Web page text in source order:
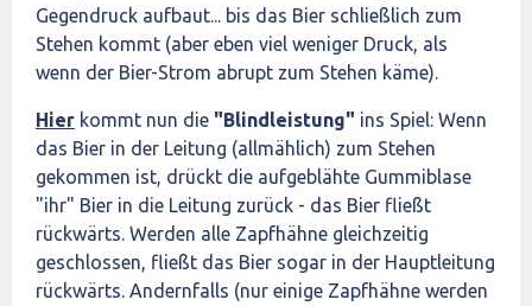
Gegendruck aufbaut... bis das Bier schließlich zum
Stehen kommt (aber eben viel weniger Druck, als
wenn der Bier-Strom abrupt zum Stehen käme).
Hier kommt nun die "Blindleistung" ins Spiel: Wenn
das Bier in der Leitung (allmählich) zum Stehen
gekommen ist, drückt die aufgeblähte Gummiblase
"ihr" Bier in die Leitung zurück - das Bier fließt
rückwärts. Werden alle Zapfhähne gleichzeitig
geschlossen, fließt das Bier sogar in der Hauptleitung
rückwärts. Andernfalls (nur einige Zapfhähne werden